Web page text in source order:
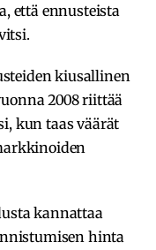
että ennusteista
kiusallinen
2008 riittää
kun taas väärät
kannattaa
hinta